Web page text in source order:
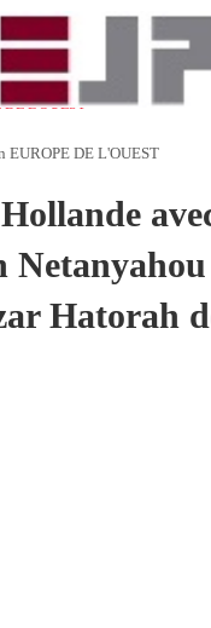
DE L'OUEST
EUROPE DE L'OUEST
Hatorah